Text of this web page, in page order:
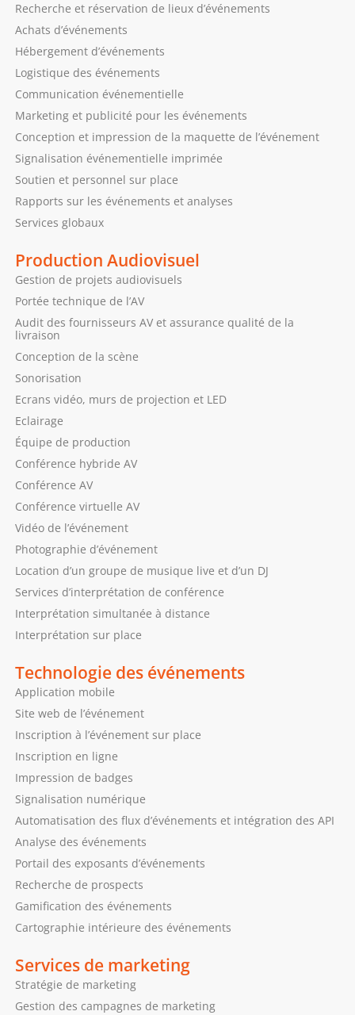
Recherche et réservation de lieux d’événements
Achats d’événements
Hébergement d’événements
Logistique des événements
Communication événementielle
Marketing et publicité pour les événements
Conception et impression de la maquette de l’événement
Signalisation événementielle imprimée
Soutien et personnel sur place
Rapports sur les événements et analyses
Services globaux
Production Audiovisuel
Gestion de projets audiovisuels
Portée technique de l’AV
Audit des fournisseurs AV et assurance qualité de la
livraison
Conception de la scène
Sonorisation
Ecrans vidéo, murs de projection et LED
Eclairage
Équipe de production
Conférence hybride AV
Conférence AV
Conférence virtuelle AV
Vidéo de l’événement
Photographie d’événement
Location d’un groupe de musique live et d’un DJ
Services d’interprétation de conférence
Interprétation simultanée à distance
Interprétation sur place
Technologie des événements
Application mobile
Site web de l’événement
Inscription à l’événement sur place
Inscription en ligne
Impression de badges
Signalisation numérique
Automatisation des flux d’événements et intégration des API
Analyse des événements
Portail des exposants d’événements
Recherche de prospects
Gamification des événements
Cartographie intérieure des événements
Services de marketing
Stratégie de marketing
Gestion des campagnes de marketing